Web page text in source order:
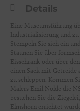
Details
Eine Museumsführung
Industrialisierung und zu
Stempeln Sie sich ein
Staunen Sie über
Eisschrank oder über
einen Sack mit Getreide
zu schleppen. Kommen
Malers Emil Nolde die
besuchen Sie die
Elmshorn errichtet